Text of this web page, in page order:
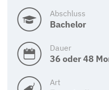
Abschluss
Bachelor
Dauer
36 oder 48
Art